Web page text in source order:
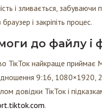
і зливається, забуваючи
і закріпіть процес.
до файлу і
ТікТок найкраще приймає
9:16, 1080×1920,
довідки ТікТок і